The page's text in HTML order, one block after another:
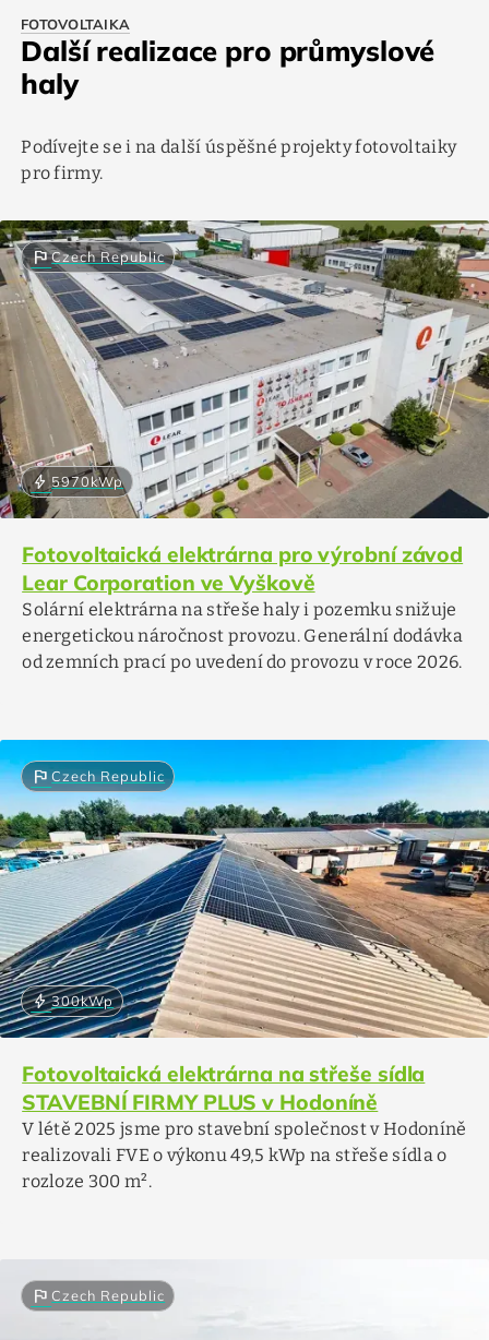
FOTOVOLTAIKA
Další realizace pro průmyslové
haly
Podívejte se i na další úspěšné projekty fotovoltaiky
pro firmy.
flagCzech Republic
bolt5970kWp
Fotovoltaická elektrárna pro výrobní závod
Lear Corporation ve Vyškově
Solární elektrárna na střeše haly i pozemku snižuje
energetickou náročnost provozu. Generální dodávka
od zemních prací po uvedení do provozu v roce 2026.
flagCzech Republic
bolt300kWp
Fotovoltaická elektrárna na střeše sídla
STAVEBNÍ FIRMY PLUS v Hodoníně
V létě 2025 jsme pro stavební společnost v Hodoníně
realizovali FVE o výkonu 49,5 kWp na střeše sídla o
rozloze 300 m².
flag Czech Republic